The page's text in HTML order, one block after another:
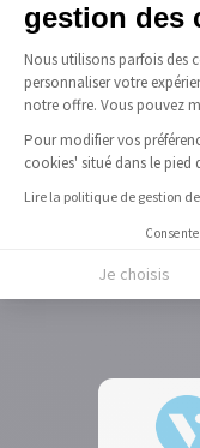
gestion des
Nous utilisons parfois des
personnaliser votre
notre offre. Vous pouvez
Pour modifier vos
cookies' situé dans le pied
Lire la politique de gestion
Je choisis
CAPTCHA